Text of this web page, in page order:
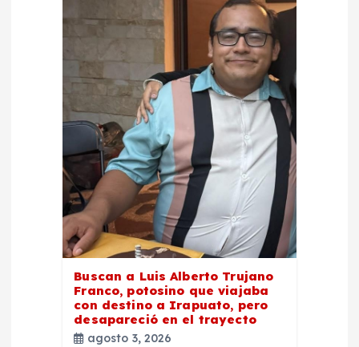
Buscan a Luis Alberto Trujano
Franco, potosino que viajaba
con destino a Irapuato, pero
desapareció en el trayecto
agosto 3, 2026